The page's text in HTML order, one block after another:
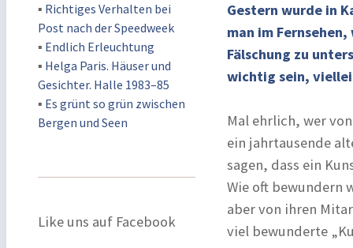
▪ Richtiges Verhalten bei
Post nach der Speedweek
▪ Endlich Erleuchtung
▪ Helga Paris. Häuser und
Gesichter. Halle 1983–85
▪ Es grünt so grün zwischen
Bergen und Seen
Like uns auf Facebook
Gestern wurde in
man im
Fälschung zu
wichtig sein,
Mal ehrlich, wer
ein jahrtausende
sagen, dass ein
Wie oft bewundern
aber von ihren
viel bewunderte